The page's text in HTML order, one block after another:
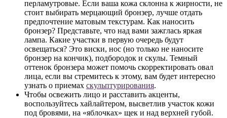
перламутровые. Если ваша кожа склонна к жирности, не
стоит выбирать мерцающий бронзер, лучше отдать
предпочтение матовым текстурам. Как наносить
бронзер? Представьте, что над вами зажглась яркая
лампа. Какие участки в первую очередь будут
освещаться? Это виски, нос (но только не наносите
бронзер на кончик), подбородок и скулы. Темный
оттенок бронзера может помочь скорректировать овал
лица, если вы стремитесь к этому, вам будет интересно
узнать о приемах скульптурирования.
Чтобы освежить лицо и расставить акценты,
воспользуйтесь хайлайтером, высветлив участок кожи
под бровями, на «яблочках» щек и над верхней губой.